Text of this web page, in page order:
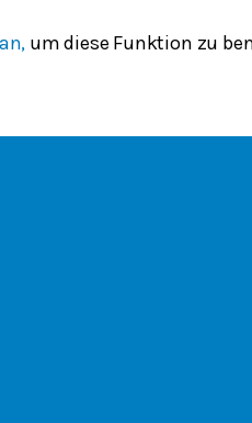
um diese Funktion zu